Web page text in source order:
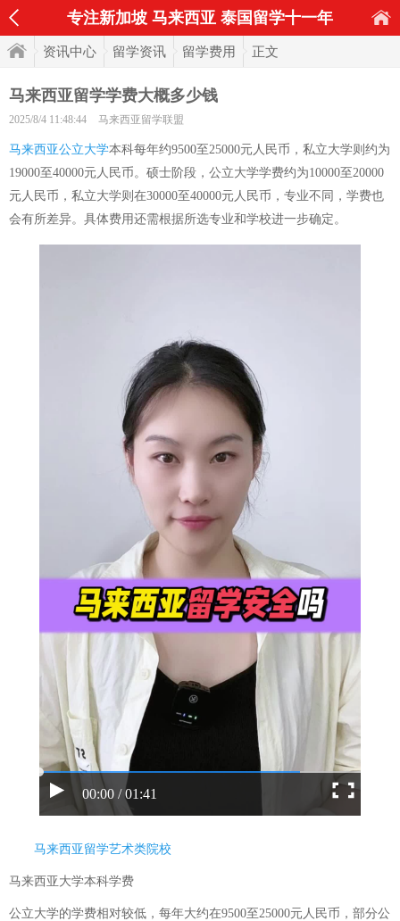
专注新加坡 马来西亚 泰国留学十一年
资讯中心 留学资讯 留学费用 正文
马来西亚留学学费大概多少钱
2025/8/4 11:48:44 马来西亚留学联盟
马来西亚公立大学本科每年约9500至25000元人民币，私立大学则约为
19000至40000元人民币。硕士阶段，公立大学学费约为10000至20000
元人民币，私立大学则在30000至40000元人民币，专业不同，学费也
会有所差异。具体费用还需根据所选专业和学校进一步确定。
00:00 / 01:41
马来西亚留学艺术类院校
马来西亚大学本科学费
公立大学的学费相对较低，每年大约在9500至25000元人民币，部分公